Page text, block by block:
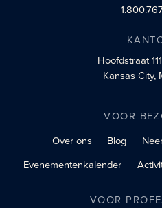
Hoofdstraat
Kansas City,
VOOR
Over ons
Blog
Evenementenkalender
VOOR